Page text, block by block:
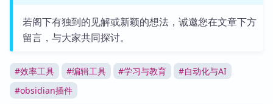
若阁下有独到的见解或新颖的想法，诚邀您在文章下方
留言，与大家共同探讨。
#效率工具 #编辑工具 #学习与教育 #自动化与AI
#obsidian插件